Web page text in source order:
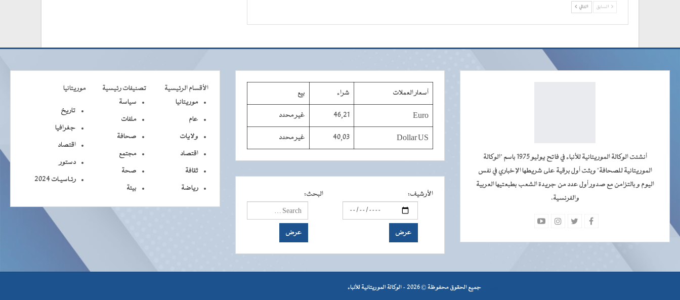
السابق التالي
أنشئت الوكالة الموريتانية للأنباء في فاتح يوليو 1975 باسم "الوكالة
الموريتانية للصحافة" وبثت أول برقية على شريطها الإخباري في نفس
اليوم و بالتزامن مع صدور أول عدد من جريدة الشعب بطبعتيها العربية
والفرنسية.
أسعار العملات شراء بيع
Euro
46,21 غير محدد
Dollar US
40,03 غير محدد
الأرشيف: البحث:
الأقسام الرئيسية تصنيفات رئيسية
موريتانيا
موريتانيا
عام
ولايات
اقتصاد
ثقافة
رياضة
سياسة
ملفات
صحافة
مجتمع
صحة
بيئة
تاريخ
جغرافيا
اقتصاد
دستور
رئـاسيـات 2024
جميع الحقوق محفوظة © 2026 - الوكالة الموريتانية للأنباء